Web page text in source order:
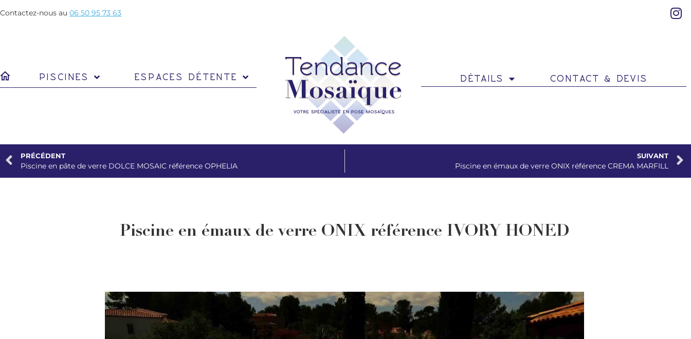
Contactez-nous au 06 50 95 73 63
PISCINES ESPACES DÉTENTE DÉTAILS CONTACT & DEVIS
PRÉCÉDENT
Piscine en pâte de verre DOLCE MOSAIC référence OPHELIA
SUIVANT
Piscine en émaux de verre ONIX référence CREMA MARFILL
Piscine en émaux de verre ONIX référence IVORY HONED